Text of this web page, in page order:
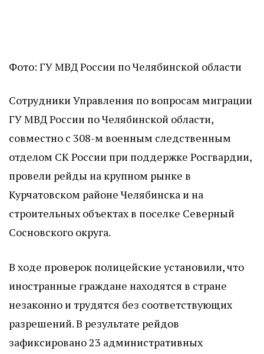
Фото: ГУ МВД России по Челябинской области
Сотрудники Управления по вопросам миграции
ГУ МВД России по Челябинской области,
совместно с 308-м военным следственным
отделом СК России при поддержке Росгвардии,
провели рейды на крупном рынке в
Курчатовском районе Челябинска и на
строительных объектах в поселке Северный
Сосновского округа.
В ходе проверок полицейские установили, что
иностранные граждане находятся в стране
незаконно и трудятся без соответствующих
разрешений. В результате рейдов
зафиксировано 23 административных